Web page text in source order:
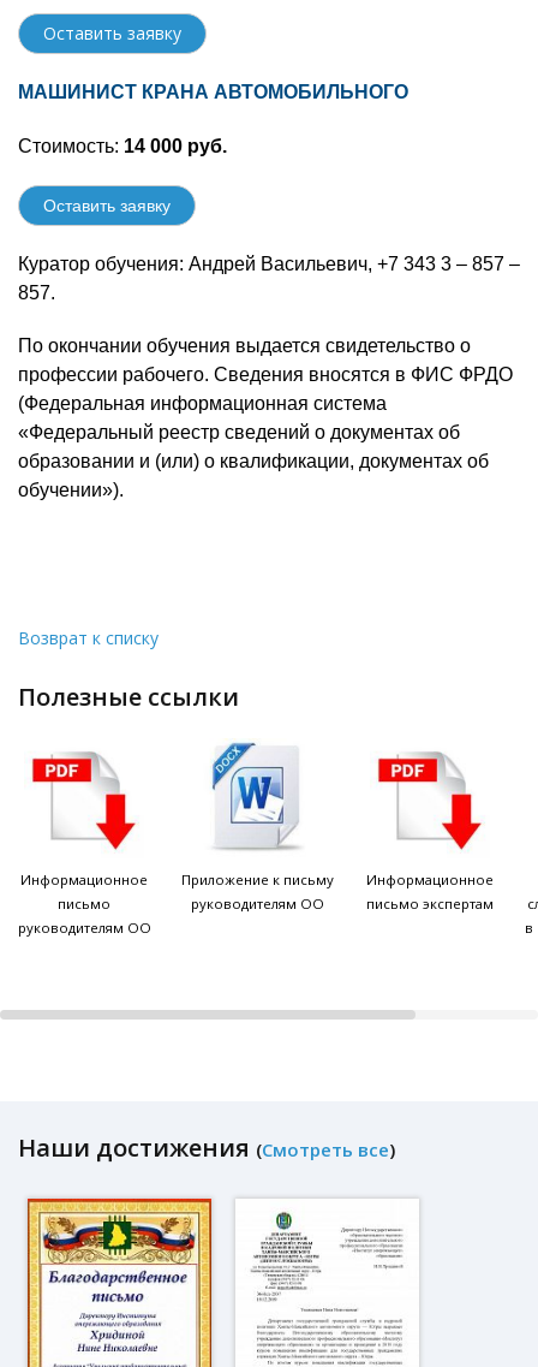
Оставить заявку
МАШИНИСТ КРАНА АВТОМОБИЛЬНОГО
Стоимость: 14 000 руб.
Оставить заявку
Куратор обучения: Андрей Васильевич, +7 343 3 – 857 –
857.
По окончании обучения выдается свидетельство о
профессии рабочего. Сведения вносятся в ФИС ФРДО
(Федеральная информационная система
«Федеральный реестр сведений о документах об
образовании и (или) о квалификации, документах об
обучении»).
Возврат к списку
полезные ссылки
Информационное
письмо
руководителям ОО
Приложение к письму
руководителям ОО
Информационное
письмо экспертам
в
Наши достижения (Смотреть все)